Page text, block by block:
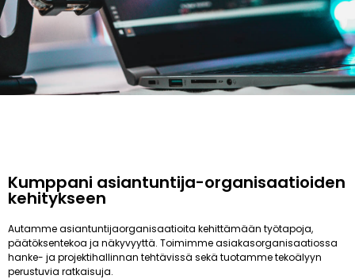
Kumppani asiantuntija-organisaatioiden
kehitykseen
Autamme asiantuntijaorganisaatioita kehittämään työtapoja,
päätöksentekoa ja näkyvyyttä. Toimimme asiakasorganisaatiossa
hanke- ja projektihallinnan tehtävissä sekä tuotamme tekoälyyn
perustuvia ratkaisuja.